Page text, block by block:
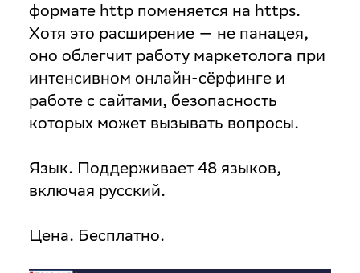
формате http поменяется на https.
Хотя это расширение — не панацея,
оно облегчит работу маркетолога при
интенсивном онлайн-сёрфинге и
работе с сайтами, безопасность
которых может вызывать вопросы.
Язык. Поддерживает 48 языков,
включая русский.
Цена. Бесплатно.